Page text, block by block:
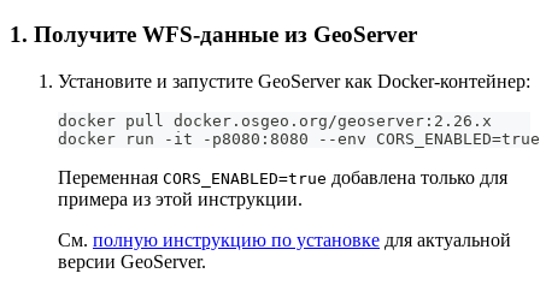
1. Получите WFS-данные из GeoServer
Установите и запустите GeoServer как Docker-контейнер:
docker pull docker.osgeo.org/geoserver:2.26.x
docker run -it -p8080:8080 --env
Переменная CORS_ENABLED=true добавлена только для
примера из этой инструкции.
См. полную инструкцию по установке для актуальной
версии GeoServer.